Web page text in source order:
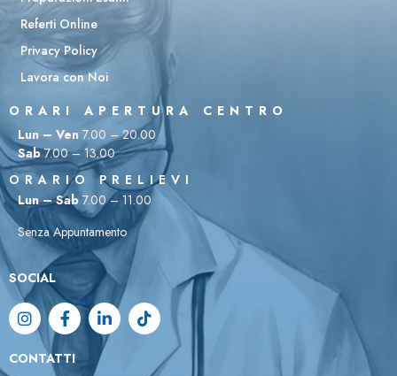
Referti Online
Privacy Policy
Lavora con Noi
ORARI APERTURA CENTRO
Lun – Ven 7.00 – 20.00
Sab7.00 – 13.00
ORARIO PRELIEVI
Lun – Sab 7.00 – 11.00
Senza Appuntamento
SOCIAL
CONTATTI